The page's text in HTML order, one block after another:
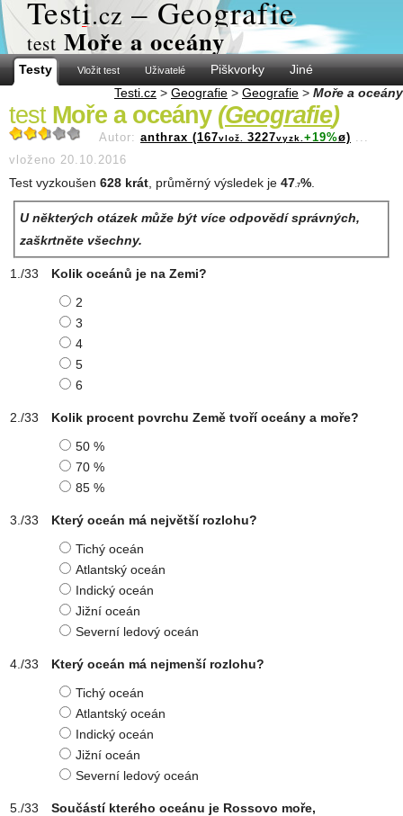
Testi.cz – Geografie
test Moře a oceány
Testy Vložit test Uživatelé Piškvorky
Jiné
Testi.cz > Geografie > Geografie > Moře a oceány
test Moře a oceány (Geografie)
Autor: anthrax (167vlož. 3227vyzk. +19%ø) ...
vloženo 20.10.2016
Test vyzkoušen 628 krát , průměrný výsledek je 47 .7%
U některých otázek může být více odpovědí správných,
zaškrtněte všechny.
Kolik oceánů je na Zemi?
2
3
4
5
6
Kolik procent povrchu Země tvoří oceány a moře?
50 %
70 %
85 %
Který oceán má největší rozlohu?
Tichý oceán
Atlantský oceán
Indický oceán
Jižní oceán
Severní ledový oceán
Který oceán má nejmenší rozlohu?
Tichý oceán
Atlantský oceán
Indický oceán
Jižní oceán
Severní ledový oceán
Součástí kterého oceánu je Rossovo moře,